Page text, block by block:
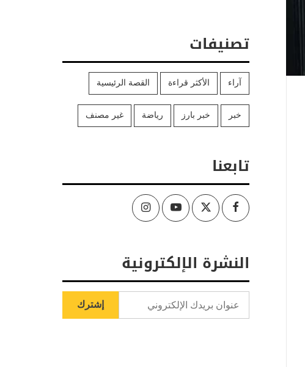
تصنيفات
آراء الأكثر قراءة القصة الرئيسية
خبر خبر بارز رياضة غير مصنف
تابعنا
Facebook
Twitter
Youtube
Instagram
النشرة الإلكترونية